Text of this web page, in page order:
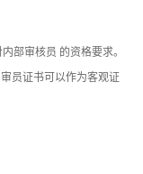
部审核员 的资格要求。
员证书可以作为客观证